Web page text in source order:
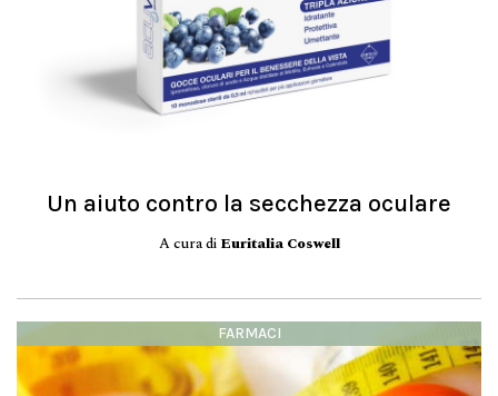
Un aiuto contro la secchezza oculare
A cura di Euritalia Coswell
FARMACI